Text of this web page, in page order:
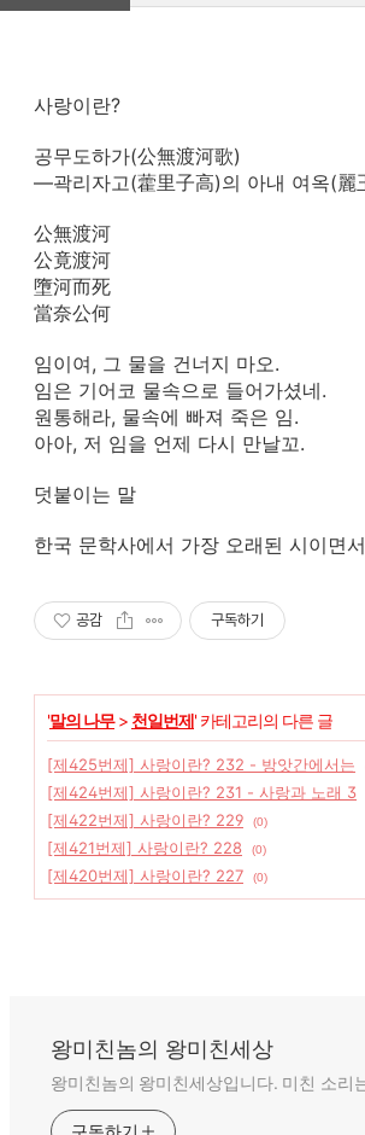
사랑이란?
공무도하가(公無渡河歌)
—곽리자고(藿里子高)의 아내 여옥(麗
公無渡河
公竟渡河
墮河而死
當奈公何
임이여, 그 물을 건너지 마오.
임은 기어코 물속으로 들어가셨네.
원통해라, 물속에 빠져 죽은 임.
아아, 저 임을 언제 다시 만날꼬.
덧붙이는 말
한국 문학사에서 가장 오래된 시이면
공감 구독하기
'말의 나무> 천일번제' 카테고리의 다른 글
[제425번제] 사랑이란? 232 - 방앗간에서는
[제424번제] 사랑이란? 231 - 사랑과 노래 3
[제422번제] 사랑이란? 229
(0)
[제421번제] 사랑이란? 228
(0)
[제420번제] 사랑이란? 227
(0)
왕미친놈의 왕미친세상
왕미친놈의 왕미친세상입니다. 미친 소리